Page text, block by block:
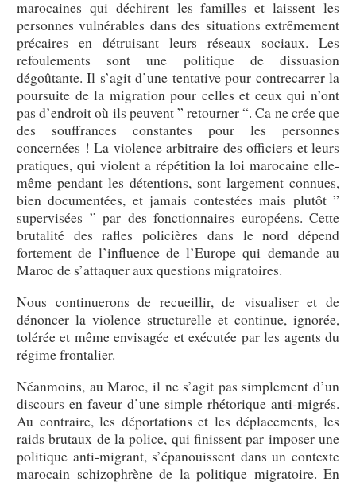
marocaines qui déchirent les familles et laissent les
personnes vulnérables dans des situations extrêmement
précaires en détruisant leurs réseaux sociaux. Les
refoulements sont une politique de dissuasion
dégoûtante. Il s’agit d’une tentative pour contrecarrer la
poursuite de la migration pour celles et ceux qui n’ont
pas d’endroit où ils peuvent ” retourner “. Ca ne crée que
des souffrances constantes pour les personnes
concernées ! La violence arbitraire des officiers et leurs
pratiques, qui violent a répétition la loi marocaine elle-
même pendant les détentions, sont largement connues,
bien documentées, et jamais contestées mais plutôt ”
supervisées ” par des fonctionnaires européens. Cette
brutalité des rafles policières dans le nord dépend
fortement de l’influence de l’Europe qui demande au
Maroc de s’attaquer aux questions migratoires.
Nous continuerons de recueillir, de visualiser et de
dénoncer la violence structurelle et continue, ignorée,
tolérée et même envisagée et exécutée par les agents du
régime frontalier.
Néanmoins, au Maroc, il ne s’agit pas simplement d’un
discours en faveur d’une simple rhétorique anti-migrés.
Au contraire, les déportations et les déplacements, les
raids brutaux de la police, qui finissent par imposer une
politique anti-migrant, s’épanouissent dans un contexte
marocain schizophrène de la politique migratoire. En